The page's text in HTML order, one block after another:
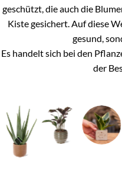
geschützt, die auch die
Kiste gesichert. Auf diese
gesund,
Es handelt sich bei den
der